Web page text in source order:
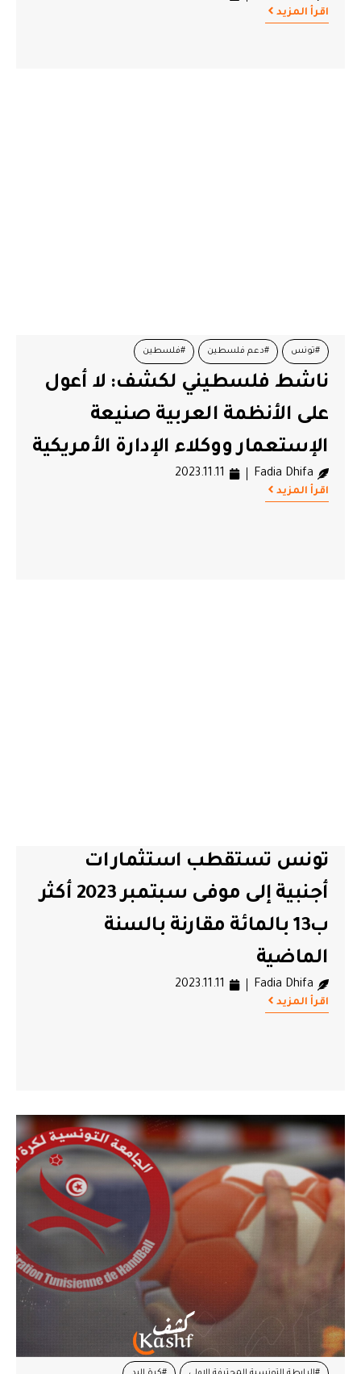
اقرأ المزيد
#تونس #دعم فلسطين #فلسطين
ناشط فلسطيني لكشف: لا أعول
على الأنظمة العربية صنيعة
الإستعمار ووكلاء الإدارة الأمريكية
Fadia Dhifa
2023.11.11
اقرأ المزيد
تونس تستقطب استثمارات
أجنبية إلى موفى سبتمبر 2023 أكثر
ب13 بالمائة مقارنة بالسنة
الماضية
Fadia Dhifa
2023.11.11
اقرأ المزيد